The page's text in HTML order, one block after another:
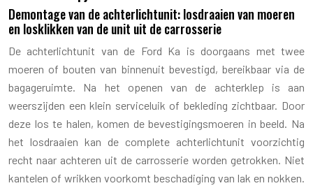
Demontage van de achterlichtunit: losdraaien van moeren
en losklikken van de unit uit de carrosserie
De achterlichtunit van de Ford Ka is doorgaans met twee
moeren of bouten van binnenuit bevestigd, bereikbaar via de
bagageruimte. Na het openen van de achterklep is aan
weerszijden een klein serviceluik of bekleding zichtbaar. Door
deze los te halen, komen de bevestigingsmoeren in beeld. Na
het losdraaien kan de complete achterlichtunit voorzichtig
recht naar achteren uit de carrosserie worden getrokken. Niet
kantelen of wrikken voorkomt beschadiging van lak en nokken.